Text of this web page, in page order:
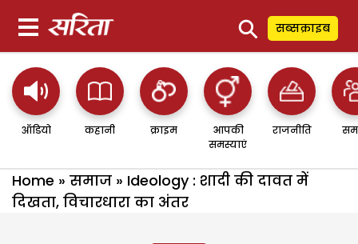
⚲ सब्सक्राइब
ऑडियो कहानी क्राइम
आपकी
समस्याएं
राजनीति
Home » समाज » Ideology : शादी की दावत में
दिखता, विचारधारा का अंतर